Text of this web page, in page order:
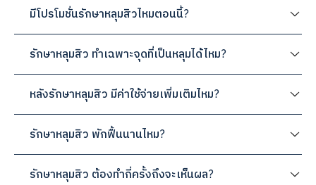
มีโปรโมชั่นรักษาหลุมสิวไหมตอนนี้?
รักษาหลุมสิว ทำเฉพาะจุดที่เป็นหลุมได้ไหม?
หลังรักษาหลุมสิว มีค่าใช้จ่ายเพิ่มเติมไหม?
รักษาหลุมสิว พักฟื้นนานไหม?
รักษาหลุมสิว ต้องทำกี่ครั้งถึงจะเห็นผล?